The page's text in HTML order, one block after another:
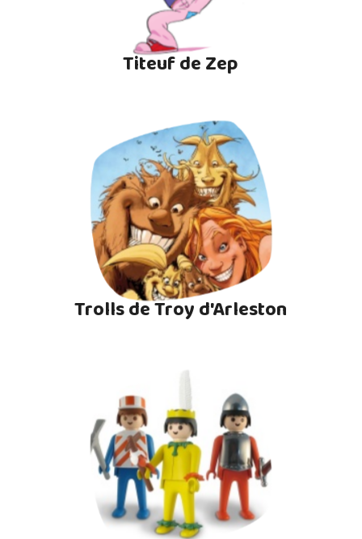
Titeuf de Zep
Trolls de Troy d'Arleston